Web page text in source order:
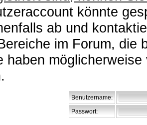
könnte
ab und
im Forum, die
haben
Benutzername:
Passwort: